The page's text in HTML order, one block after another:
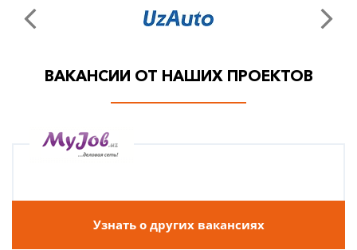
ВАКАНСИИ ОТ НАШИХ ПРОЕКТОВ
Узнать о других вакансиях